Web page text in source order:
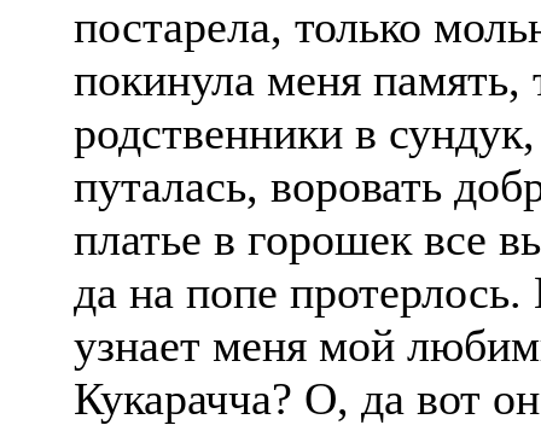
постарела, только
покинула меня
родственники в
путалась, воровать
платье в горошек все
да на попе
узнает меня мой
Кукарачча? О, да вот